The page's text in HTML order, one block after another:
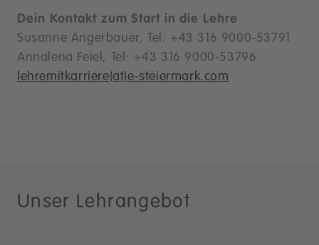
Dein Kontakt zum Start in die Lehre
Susanne Angerbauer, Tel: +43 316 9000-53791
Annalena Feiel, Tel: +43 316 9000-53796
lehremitkarriere(at)e-steiermark.com
Unser Lehrangebot